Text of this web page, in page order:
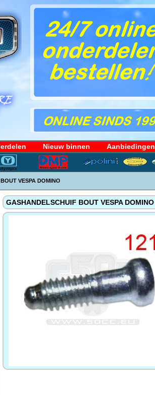
Nieuw binnen Aanbiedingen
VESPA DOMINO
GASHANDELSCHUIF BOUT VESPA DOMINO